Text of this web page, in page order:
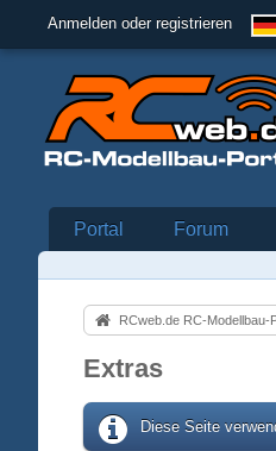
Anmelden oder registrieren
Portal Forum
RCweb.de RC-Modellbau-
Extras
Diese Seite